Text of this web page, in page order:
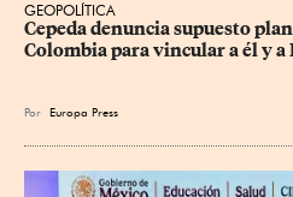
GEOPOLÍTICA
Cepeda denuncia supuesto
Colombia para vincular a él y a
Por Europa Press